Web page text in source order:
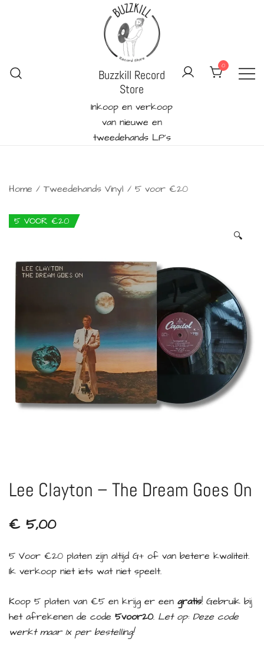
Buzzkill Record
Store
Inkoop en verkoop
van nieuwe en
tweedehands LP's
0
Home / Tweedehands Vinyl / 5 voor €20
🔍
5 VOOR €20
Lee Clayton – The Dream Goes On
€5,00
5 Voor €20 platen zijn altijd G+ of van betere kwaliteit.
Ik verkoop niet iets wat niet speelt.
Koop 5 platen van €5 en krijg er een gratis! Gebruik bij
het afrekenen de code 5voor20. Let op: Deze code
werkt maar 1x per bestelling!